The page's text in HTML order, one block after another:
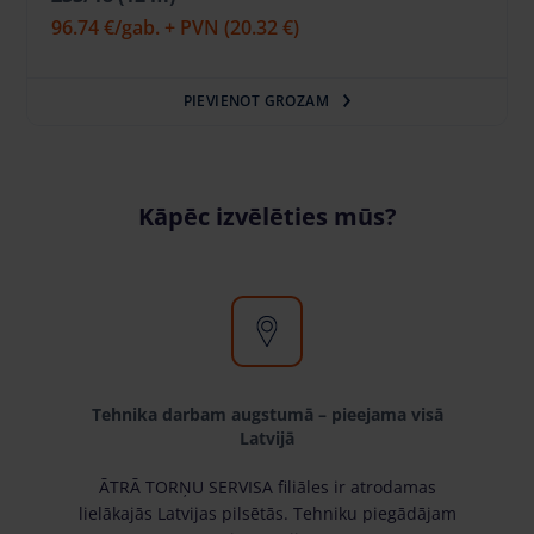
96.74 €/gab. + PVN (20.32 €)
PIEVIENOT GROZAM
Kāpēc izvēlēties mūs?
Tehnika darbam augstumā – pieejama visā
Latvijā
ĀTRĀ TORŅU SERVISA filiāles ir atrodamas
lielākajās Latvijas pilsētās. Tehniku piegādājam